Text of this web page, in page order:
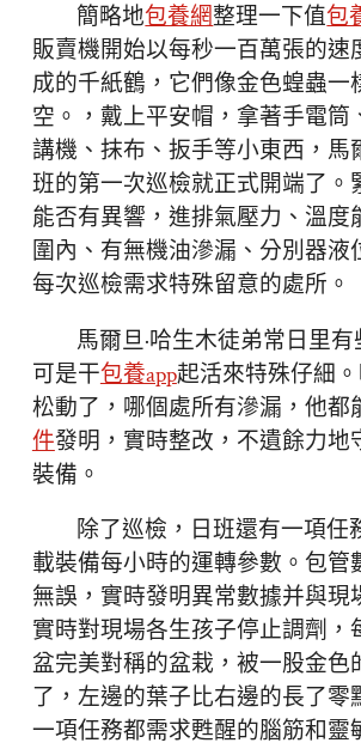
簡略地包養網整理一下值包
販賣機開始以每秒一百萬張的速
成的千紙鶴，它們像金色蝗蟲一
空。，戴上平安帽，拿著手電筒
講機、抹布、扳手等小東西，馬
班的第一次巡檢就正式開端了。
能否有異響，進排氣壓力、溫度
圍內、有無機油滲漏、分別器
每次巡檢需求特殊留意的處所。
馬爾旦·哈生木徒弟常日里有
可是干包養app起活來特殊仔細
松動了，哪個處所有滲漏，他都
件發明，實時整改，不遺餘力地
裝備。
除了巡檢，日班還有一項任
載裝備每小時的運轉參數。包管
無誤，實時發明異常數據并與現
實時對現場各生孩子停止調劑，
盆完美對稱的盆栽，被一股金色
了，左邊的葉子比右邊的長了零
一項任務都需求甦醒的腦筋和靈